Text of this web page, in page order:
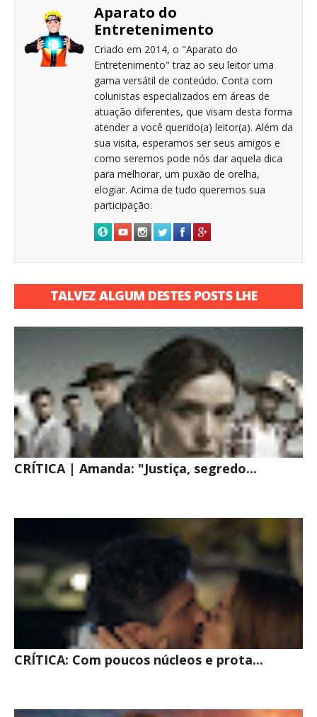
Aparato do
Entretenimento
Criado em 2014, o "Aparato do
Entretenimento" traz ao seu leitor uma
gama versátil de conteúdo. Conta com
colunistas especializados em áreas de
atuação diferentes, que visam desta forma
atender a você querido(a) leitor(a). Além da
sua visita, esperamos ser seus amigos e
como seremos pode nós dar aquela dica
para melhorar, um puxão de orelha,
elogiar. Acima de tudo queremos sua
participação.
TALVEZ ALGUM DESTES POSTS LHE
CRÍTICA | Amanda: "Justiça, segredo...
CRÍTICA: Com poucos núcleos e prota...